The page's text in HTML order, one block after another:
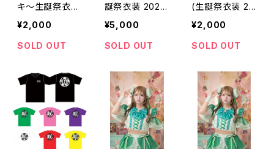
キ〜生誕祭衣装
2026 ver.～【櫻
井 さり】
¥2,000
SOLD OUT
誕祭衣装 2026
ver.～【櫻井 さ
り】
¥5,000
SOLD OUT
(生誕祭衣装 20
26 ver.)【櫻井
さり】
¥2,000
SOLD OUT